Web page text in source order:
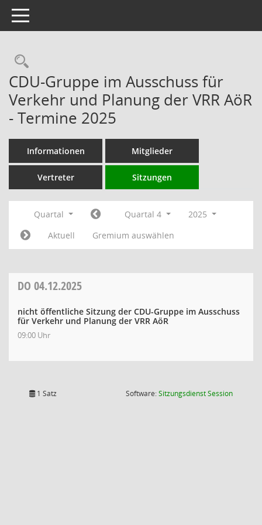
Toggle navigation
Rechercheauswahl
CDU-Gruppe im Ausschuss für
Verkehr und Planung der VRR AöR
- Termine 2025
Informationen Mitglieder
Vertreter Sitzungen
Quartal Quartal 4
2025
Aktuell
Gremium auswählen
DO 04.12.2025
nicht öffentliche Sitzung der CDU-Gruppe im Ausschuss
für Verkehr und Planung der VRR AöR
09:00 Uhr
1 Satz Software:SitzungsdienstSession(Wird in